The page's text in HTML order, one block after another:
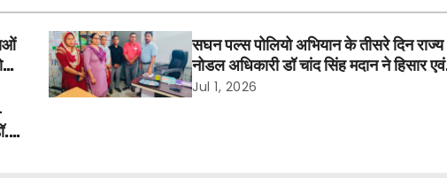
सघन पल्स पोलियो अभियान के तीसरे दिन राज्य
नोडल अधिकारी डॉ चांद सिंह मदान ने हिसार एवं
हांसी में किया निरीक्षण
Jul 1, 2026